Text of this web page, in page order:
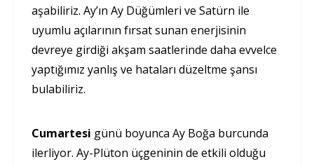
aşabiliriz. Ay’ın Ay Düğümleri ve Satürn ile
uyumlu açılarının fırsat sunan enerjisinin
devreye girdiği akşam saatlerinde daha evvelce
yaptığımız yanlış ve hataları düzeltme şansı
bulabiliriz.
Cumartesi günü boyunca Ay Boğa burcunda
ilerliyor. Ay-Plüton üçgeninin de etkili olduğu